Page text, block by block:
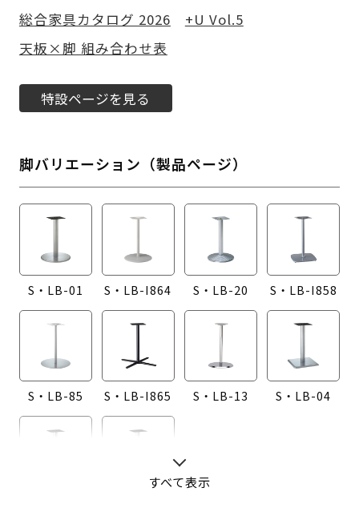
総合家具カタログ 2026
+U Vol.5
天板×脚 組み合わせ表
特設ページを見る
脚バリエーション（製品ページ）
S・LB-01 S・LB-I864 S・LB-20 S・LB-I858
S・LB-85 S・LB-I865 S・LB-13 S・LB-04
すべて表示